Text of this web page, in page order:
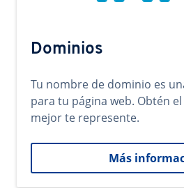
Dominios
Tu nombre de dominio es
para tu página web. Obtén
mejor te represente.
Más